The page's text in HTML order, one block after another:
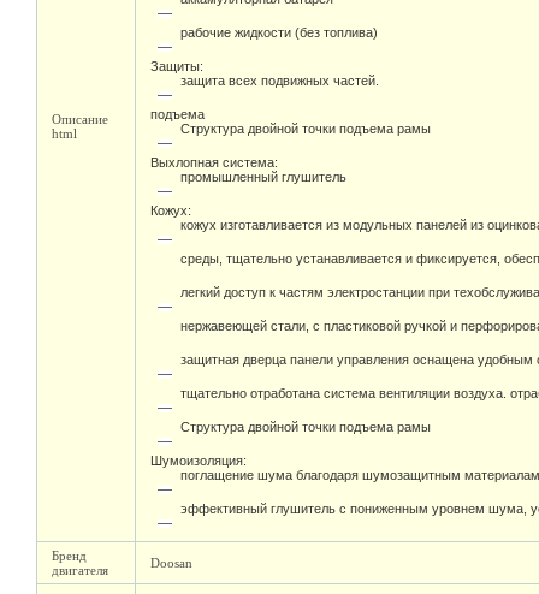
Описание
html
аккамуляторная батарея
рабочие жидкости (без топлива)
Защиты:
защита всех подвижных частей.
подъема
Структура двойной точки подъема рамы
Выхлопная система:
промышленный глушитель
Кожух:
кожух изготавливается из модульных панелей из
среды, тщательно устанавливается и фиксируется,
легкий доступ к частям электростанции при
нержавеющей стали, с пластиковой ручкой и
защитная дверца панели управления оснащена
тщательно отработана система вентиляции воздуха.
Структура двойной точки подъема рамы
Шумоизоляция:
поглащение шума благодаря шумозащитным
эффективный глушитель с пониженным уровнем шума,
Бренд
двигателя
Doosan